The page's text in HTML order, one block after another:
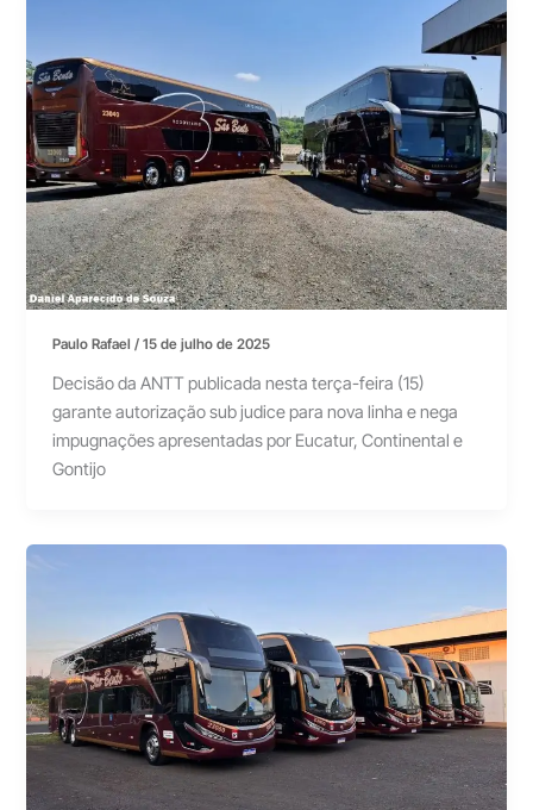
Paulo Rafael/15 de julho de 2025
Decisão da ANTT publicada nesta terça-feira (15)
garante autorização sub judice para nova linha e nega
impugnações apresentadas por Eucatur, Continental e
Gontijo